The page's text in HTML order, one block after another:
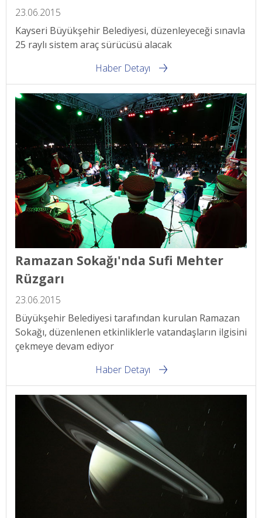
23.06.2015
Kayseri Büyükşehir Belediyesi, düzenleyeceği sınavla
25 raylı sistem araç sürücüsü alacak
Haber Detayı
Ramazan Sokağı'nda Sufi Mehter
Rüzgarı
23.06.2015
Büyükşehir Belediyesi tarafından kurulan Ramazan
Sokağı, düzenlenen etkinliklerle vatandaşların ilgisini
çekmeye devam ediyor
Haber Detayı